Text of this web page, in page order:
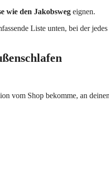
wie den Jakobsweg eignen.
Liste unten, bei der
vom Shop bekomme, an